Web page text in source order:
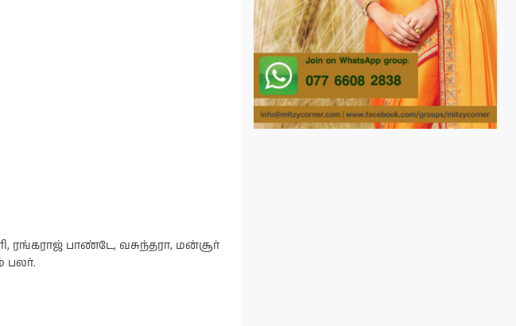
ரங்கராஜ் பாண்டே, வசுந்தரா, மன்சூர்
பலர்.